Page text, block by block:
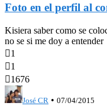
Foto en el perfil al
Kisiera saber como se
no se si me doy a entender
1
1
1676
José CR • 07/04/2015